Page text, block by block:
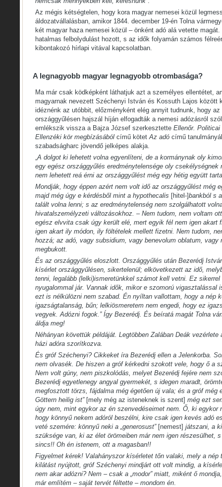
Az mégis kétségtelen, hogy kora magyar nemesei közül
áldozatvállalásban, amikor 1844. december 19-én Tolna
két magyar haza nemesei közül – önként adó alá vetette
hatalmas felbolydulást hozott, s az idők folyamán számos
kibontakozó hírlapi vitával kapcsolatban.
A legnagyobb magyar legnagyobb otrombasága?
Ma már csak ködképként láthatjuk azt a személyes ellentétet,
magyarnak nevezett Széchenyi István és Kossuth Lajos között
idéznénk az utóbbit, előzményként elég annyit tudnunk, hogy az
országgyűlésen hajszál híján elfogadták a nemesi adózásról
emlékszik vissza a Bajza József szerkesztette Ellenőr.
Ellenzéki kör megbízásából című kötet Az adó című
szabadságharc jövendő jelképes alakja.
A dolgot ki lehetett volna egyenlíteni, de a kormánynak oly
egy egész országgyűlés eredménytelensége oly csekélységnek
nem lehetett reá érni az országgyűlést még egy hétig együtt
Mondják, hogy éppen azért nem volt idő az országgyűlést még
majd még úgy e kérdésből mint a hypothecalis [hitel-]bankból s
talált volna lenni; s az eredménytelenség nem szolgálhatott
hivatalszemélyzeti változásokhoz. – Nem tudom, nem voltam
egész elvvita csak úgy került elé, mert egyik fél nem igen akart
igen akart ily módon, ily föltételek mellett fizetni. Nem tudom,
hozzá; az adó, vagy subsidium, vagy benevolum oblatum, vagy
megbukott.
És az országgyűlés eloszlott. Országgyűlés után Bezerédj
kísérlet országgyűlésen, sikertelenül; elkövetkezett az idő,
tenni, legalább (lelki)ismeretünkkel számot kell vetni. Ez
nyugalommal jár. Vannak idők, mikor e szomorú vigasztalással
ezt is nélkülözni nem szabad. Én nyíltan vallottam, hogy a nép
igazságtalanság, bűn; lelkiösmeretem nem engedi, hogy ez
vegyek. Adózni fogok.” Így Bezerédj. És beíratá magát Tolna
áldja meg!
Néhányan követtük példáját. Legtöbben Zalában Deák
házi adóra szorítkozva.
És gróf Széchenyi? Cikkeket íra Bezerédj ellen a Jelenkorba.
nem olvasék. De hiszen a gróf kérkedni szokott vele, hogy ő a
Nem volt gúny, nem piszkolódás, melyet Bezerédj fejére nem
Bezerédj egyetlenegy angyal gyermekét, s idegen maradt,
megfosztott törzs, fájdalma még égetően új vala; és a gróf még
Göttern heilig ist”[mely még az isteneknek is szent] még ezt
úgy nem, mint egykor az én szenvedéseimet nem. Ő, ki egykor
hogy könnyű nekem adóról beszélni, kire csak igen kevés adó
veté szemére: könnyű neki a „generosust” [nemest] játszani, a
szüksége van, ki az élet örömeiben már nem igen részesülhet,
sincs!! Oh én istenem, ott a magasban!!
Figyelmet kérek! Valahányszor kísérletet tőn valaki, mely a nép
kilátást nyújtott, gróf Széchenyi mindjárt ott volt mindig, a
nem akar adózni? Nem – csak a „modor” miatt, miként ő
már említém – saját tervét féltette – mondom én